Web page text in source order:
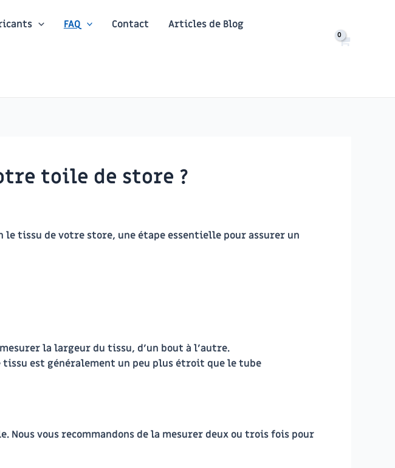
FAQ Contact Articles de Blog
toile de store ?
le tissu de votre store, une étape essentielle pour assurer un
la largeur du tissu, d’un bout à l’autre.
est généralement un peu plus étroit que le tube
vous recommandons de la mesurer deux ou trois fois pour